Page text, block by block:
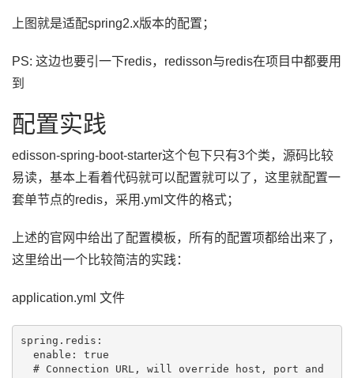
上图就是适配spring2.x版本的配置；
PS: 这边也要引一下redis，redisson与redis在项目中都要用
到
配置实践
edisson-spring-boot-starter这个包下只有3个类，源码比较
易读，基本上看着代码就可以配置就可以了，这里就配置一
套单节点的redis，采用.yml文件的格式；
上述的官网中给出了配置模板，所有的配置项都给出来了，
这里给出一个比较简洁的实践：
application.yml 文件
spring.redis: